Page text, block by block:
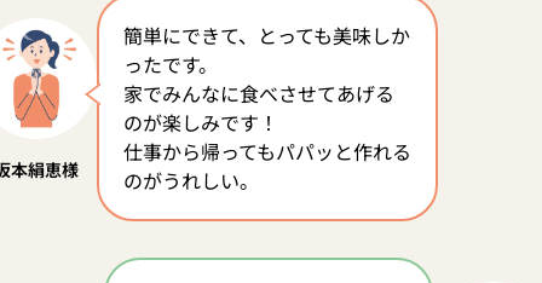
簡単にできて、とっても美味しか
ったです。
家でみんなに食べさせてあげる
のが楽しみです！
仕事から帰ってもパパッと作れる
のがうれしい。
本絹恵様